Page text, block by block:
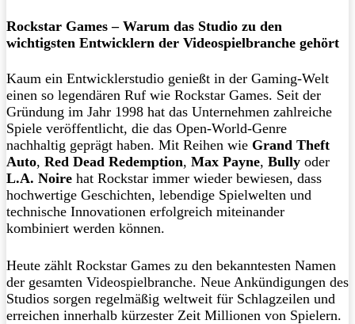
Rockstar Games – Warum das Studio zu den
wichtigsten Entwicklern der Videospielbranche gehört
Kaum ein Entwicklerstudio genießt in der Gaming-Welt
einen so legendären Ruf wie Rockstar Games. Seit der
Gründung im Jahr 1998 hat das Unternehmen zahlreiche
Spiele veröffentlicht, die das Open-World-Genre
nachhaltig geprägt haben. Mit Reihen wie Grand Theft
Auto, Red Dead Redemption, Max Payne, Bully oder
L.A. Noire hat Rockstar immer wieder bewiesen, dass
hochwertige Geschichten, lebendige Spielwelten und
technische Innovationen erfolgreich miteinander
kombiniert werden können.
Heute zählt Rockstar Games zu den bekanntesten Namen
der gesamten Videospielbranche. Neue Ankündigungen des
Studios sorgen regelmäßig weltweit für Schlagzeilen und
erreichen innerhalb kürzester Zeit Millionen von Spielern.